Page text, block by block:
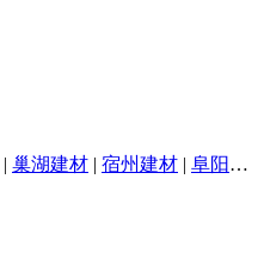
| 巢湖建材 | 宿州建材 | 阜阳建材